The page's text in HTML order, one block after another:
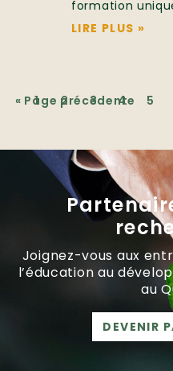
formation
LIRE PLUS »
« Page précédente
1 2 3 4 5
Joignez-vous aux
l’éducation au
au
DEVENIR